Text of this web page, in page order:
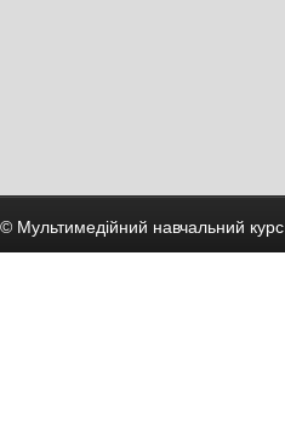
© Мультимедійний навчальний курc